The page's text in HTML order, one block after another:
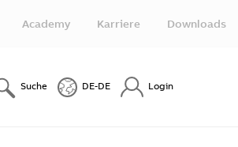
Academy Karriere Downloads
Suche DE-DE Login